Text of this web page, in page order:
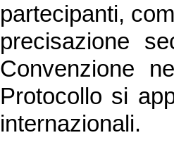
partecipanti,
precisazione
Convenzione
Protocollo si
internazionali.